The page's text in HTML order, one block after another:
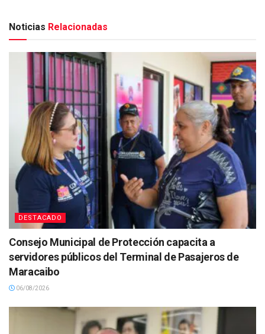
Noticias Relacionadas
DESTACADO
Consejo Municipal de Protección capacita a
servidores públicos del Terminal de Pasajeros de
Maracaibo
06/08/2026